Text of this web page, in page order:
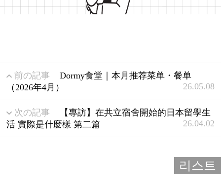
前の記事
Dormy食堂｜本月推荐菜单・餐单
（2026年4月）
26.05.08
次の記事
【專訪】在共立宿舍開始的日本留學生
活 實際是什麼樣 第二篇
26.04.02
리스트